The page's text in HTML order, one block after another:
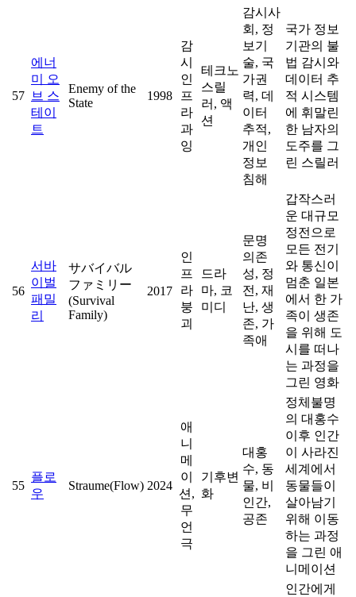
57
에너
미 오
브 스
테이
트
Enemy of the
State
1998
감
시
인
프
라
과
잉
테크노
스릴
러, 액
션
감시사
회, 정
보기
술, 국
가권
력, 데
이터
추적,
개인
정보
침해
국가 정보
기관의 불
법 감시와
데이터 추
적 시스템
에 휘말린
한 남자의
도주를 그
린 스릴러
56
서바
이벌
패밀
리
サバイバル
ファミリー
(Survival
Family)
2017
인
프
라
붕
괴
드라
마, 코
미디
문명
의존
성, 정
전, 재
난, 생
존, 가
족애
갑작스러
운 대규모
정전으로
모든 전기
와 통신이
멈춘 일본
에서 한 가
족이 생존
을 위해 도
시를 떠나
는 과정을
그린 영화
55
플로
우
Straume(Flow) 2024
애
니
메
이
션,
무
언
극
기후변
화
대홍
수, 동
물, 비
인간,
공존
정체불명
의 대홍수
이후 인간
이 사라진
세계에서
동물들이
살아남기
위해 이동
하는 과정
을 그린 애
니메이션
인간에게